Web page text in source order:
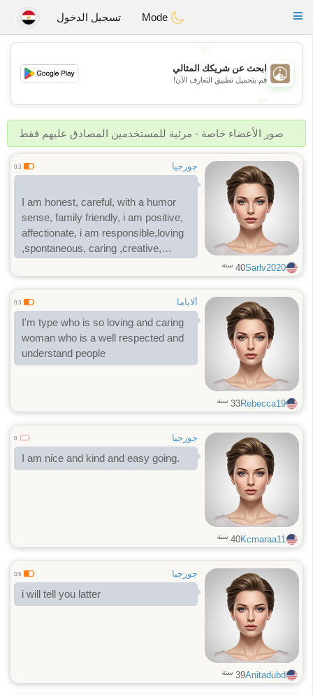
Bahebik
Toggle
تسجيل الدخول
💖
💕
ابحث عن شريكك المثالي
قم بتحميل تطبيق التعارف الآن!
صور الأعضاء خاصة - مرئية للمستخدمين المصادق عليهم فقط
جورجيا 0.3
I am honest, careful, with a humor
sense, family friendly, i am positive,
affectionate, i am responsible,loving
,spontaneous, caring ,creative,
woman.
cooking, reading, creativity, watching
movies, wind surfing, marine,
swimming,
Sarlv2020
40 سنة
ألاباما 0.3
I'm type who is so loving and caring
woman who is a well respected and
understand people
Rebecca19
33 سنة
جورجيا 0
I am nice and kind and easy going.
Kcmaraa11
40 سنة
جورجيا 0.5
i will tell you latter
Anitadubd
39 سنة